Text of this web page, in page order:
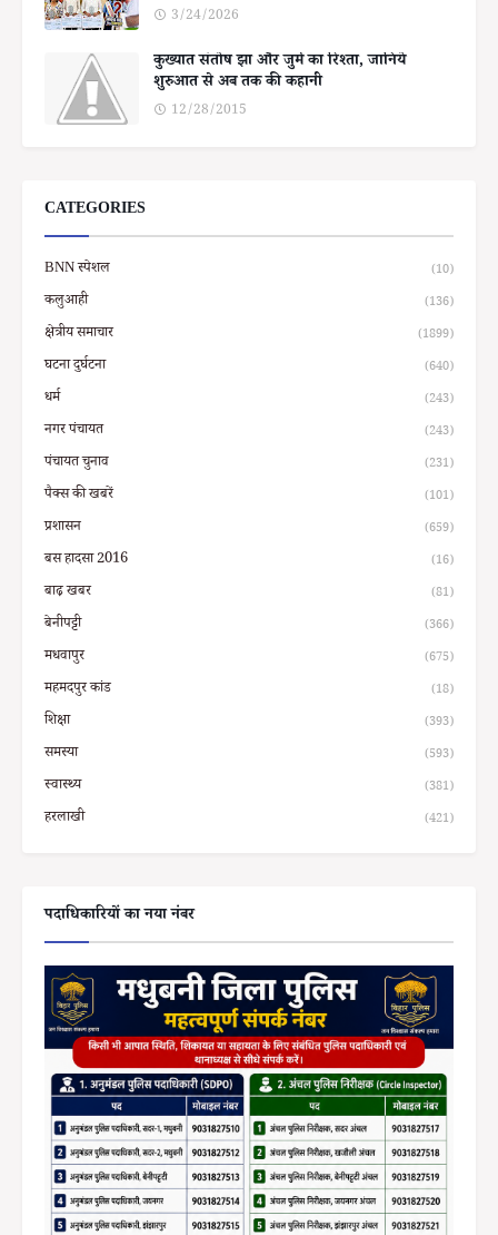
3/24/2026
कुख्यात संतोष झा और जुर्म का रिश्ता, जानिये
शुरुआत से अब तक की कहानी
12/28/2015
CATEGORIES
BNN स्पेशल (10)
कलुआही (136)
क्षेत्रीय समाचार (1899)
घटना दुर्घटना (640)
धर्म (243)
नगर पंचायत (243)
पंचायत चुनाव (231)
पैक्स की खबरें (101)
प्रशासन (659)
बस हादसा 2016 (16)
बाढ़ खबर (81)
बेनीपट्टी (366)
मधवापुर (675)
महमदपुर कांड (18)
शिक्षा (393)
समस्या (593)
स्वास्थ्य (381)
हरलाखी (421)
पदाधिकारियों का नया नंबर